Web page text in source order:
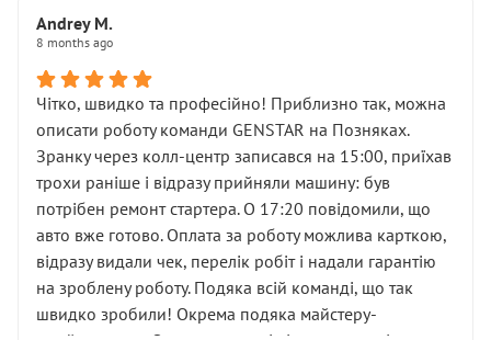
Для людини, яка хоча б трохи розуміється на техніці,
це звучить як мінімум непрофесійно, а як максимум —
спроба продати дорогий вузол замість елементарних
ущільнювачів.
Що прикро — це не перший мій візит. Раніше міняв у
вас стартер, і тоді сервіс наче справив хороше
враження. Але згодом знайшов декілька гайок під
лобовим склом. Мені пояснили, що це “старі гайки, які
відкручували”, і попросили не хвилюватися. ( надіюсь
новий власник, не застяг в полі))
Але після нинішнього візиту такі дрібниці вже не
здаються дрібницями.
Я — клієнт, який працює на довірі, і саме її цей сервіс
Andrey M.
8 months ago
Чітко, швидко та професійно! Приблизно так, можна
описати роботу команди GENSTAR на Позняках.
Зранку через колл-центр записався на 15:00, приїхав
трохи раніше і відразу прийняли машину: був
потрібен ремонт стартера. О 17:20 повідомили, що
авто вже готово. Оплата за роботу можлива карткою,
відразу видали чек, перелік робіт і надали гарантію
на зроблену роботу. Подяка всій команді, що так
швидко зробили! Окрема подяка майстеру-